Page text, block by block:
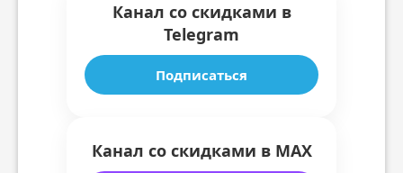
Канал со скидками в
Telegram
Подписаться
Канал со скидками в MAX